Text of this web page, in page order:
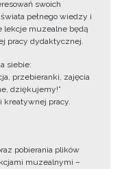
swoich
pełnego wiedzy i
lekcje muzealne będą
pracy dydaktycznej.
siebie:
przebieranki, zajęcia
dziękujemy!”
kreatywnej pracy.
pobierania plików
muzealnymi –